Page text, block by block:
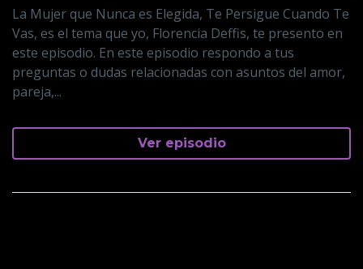
La Mujer que Nunca es Elegida, Te Persigue Cuando Te
Vas, es el tema que yo, Florencia Deffis, te presento en
este episodio. En este episodio respondo a tus
preguntas o dudas relacionadas con asuntos del amor,
pareja,...
Ver episodio